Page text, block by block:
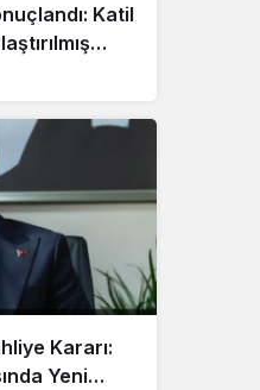
Katil
Kararı:
Yeni